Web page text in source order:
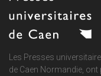
Les Presses
de Caen Normandie ,